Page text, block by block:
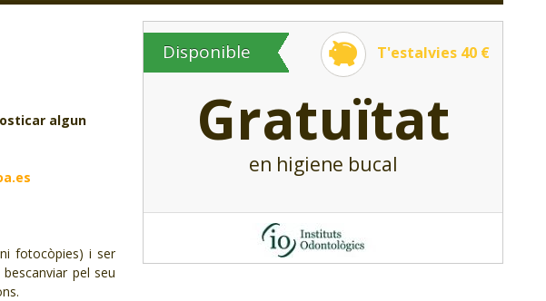
algun
fotocòpies) i ser
pel seu
Disponible T'estalvies 40 €
Gratuïtat
en higiene bucal